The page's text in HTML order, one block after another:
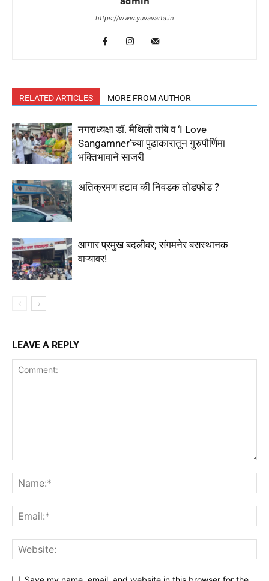
https://www.yuvavarta.in
RELATED ARTICLES MORE FROM AUTHOR
नगराध्यक्षा डॉ. मैथिली तांबे व ‘I Love
Sangamner’च्या पुढाकारातून गुरुपौर्णिमा
भक्तिभावाने साजरी
अतिक्रमण हटाव की निवडक तोडफोड ?
आगार प्रमुख बदलीवर; संगमनेर बसस्थानक
वाऱ्यावर!
LEAVE A REPLY